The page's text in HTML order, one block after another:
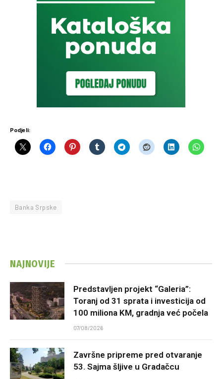
Podjeli:
Banka Srpske
NAJNOVIJE
Predstavljen projekt “Galeria”:
Toranj od 31 sprata i investicija od
100 miliona KM, gradnja već počela
07/08/2026
Završne pripreme pred otvaranje
53. Sajma šljive u Gradačcu